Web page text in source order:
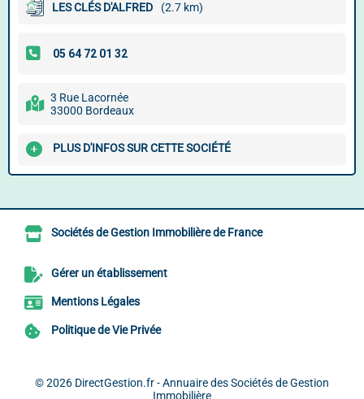
LES CLÉS D'ALFRED (2.7 km)
3 Rue Lacornée
33000 Bordeaux
PLUS D'INFOS SUR CETTE SOCIÉTÉ
Sociétés de Gestion Immobilière de France
Gérer un établissement
Mentions Légales
Politique de Vie Privée
© 2026 DirectGestion.fr - Annuaire des Sociétés de Gestion
Immobilière